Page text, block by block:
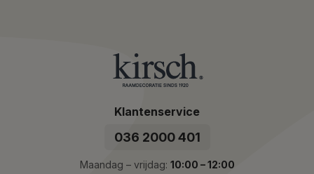
Klantenservice
036 2000 401
Maandag – vrijdag: 10:00 – 12:00